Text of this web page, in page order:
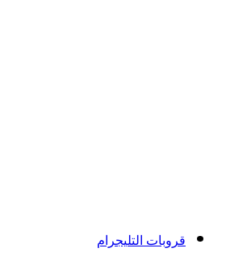
قروبات التليجرام